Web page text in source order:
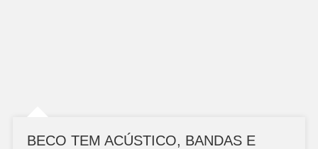
BECO TEM ACÚSTICO, BANDAS E